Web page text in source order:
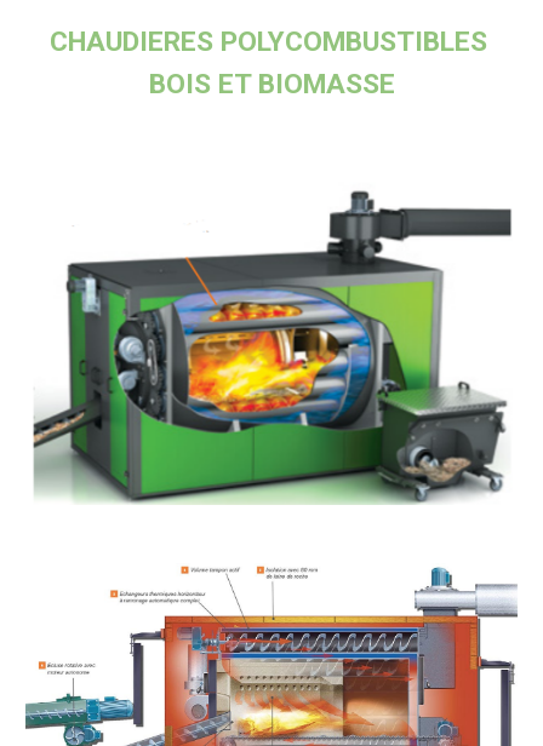
CHAUDIERES POLYCOMBUSTIBLES
BOIS ET BIOMASSE